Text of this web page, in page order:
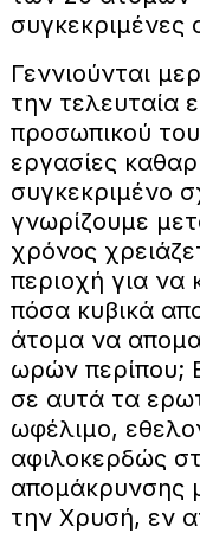
συγκεκριμένες
Γεννιούνται
την τελευταία
προσωπικού
εργασίες
συγκεκριμένο
γνωρίζουμε
χρόνος
περιοχή για να
πόσα κυβικά
άτομα να
ωρών περίπου;
σε αυτά τα
ωφέλιμο,
αφιλοκερδώς
απομάκρυνσης
την Χρυσή, εν